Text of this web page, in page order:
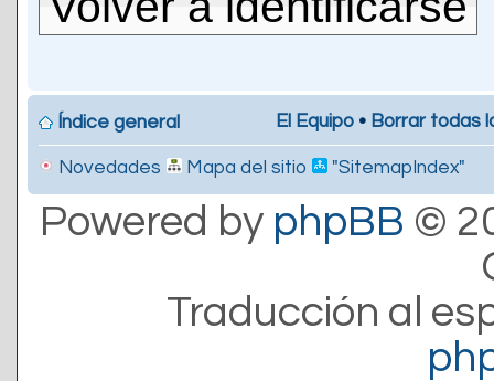
Índice general El Equipo • Borrar todas
Novedades Mapa del sitio "SitemapIndex"
Powered by phpBB ©
Traducción al